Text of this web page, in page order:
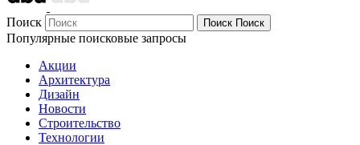
Поиск Поиск Поиск
Популярные поисковые запросы
Акции
Архитектура
Дизайн
Новости
Строительство
Технологии